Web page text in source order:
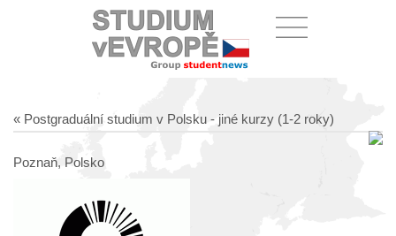
« Postgraduální studium v Polsku - jiné kurzy (1-2 roky)
Poznaň, Polsko